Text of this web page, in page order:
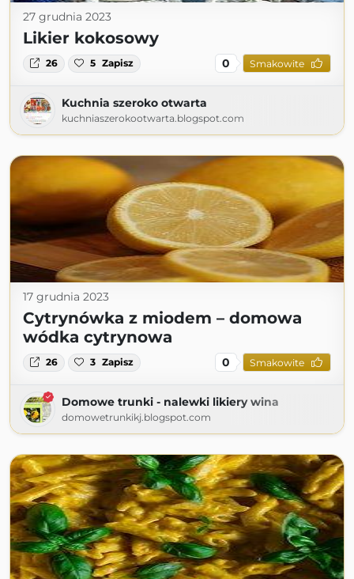
27 grudnia 2023
Likier kokosowy
26 5 Zapisz 0 Smakowite
Kuchnia szeroko otwarta
kuchniaszerokootwarta.blogspot.com
17 grudnia 2023
Cytrynówka z miodem – domowa
wódka cytrynowa
26 3 Zapisz 0 Smakowite
Domowe trunki - nalewki likiery wina
domowetrunkikj.blogspot.com